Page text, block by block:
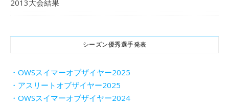
2013大会結果
シーズン優秀選手発表
・OWSスイマーオブザイヤー2025
・アスリートオブザイヤー2025
・OWSスイマーオブザイヤー2024